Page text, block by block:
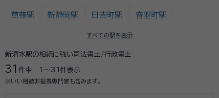
すべての駅を表示
草薙駅 新静岡駅 日吉町駅 音羽町駅
長沼駅 古庄駅
県総合運動場駅 県立美術館前駅
新清水駅の相続に強い司法書士/行政書士
31 件中 1〜31 件表示
※いい相続非提携専門家も含みます。